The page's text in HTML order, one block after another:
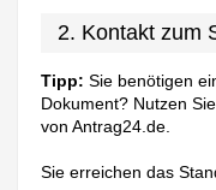
2. Kontakt zum
Tipp: Sie benötigen
Dokument? Nutzen
von Antrag24.de.
Sie erreichen das